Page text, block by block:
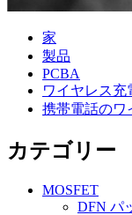
家
製品
PCBA
ワイヤレス充
携帯電話のワ
カテゴリー
MOSFET
DFN パ